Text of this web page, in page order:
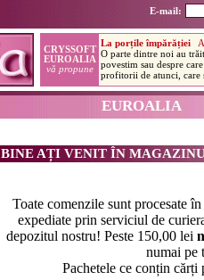
E-mail:
EUROALIA
BINE AȚI VENIT ÎN
Toate comenzile sunt procesate în
expediate prin serviciul de
depozitul nostru! Peste 150,00 lei
numai pe
Pachetele ce conțin cărți